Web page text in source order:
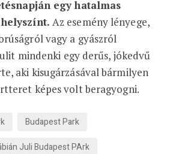
egy hatalmas
Az esemény lényege,
vagy a gyászról
mindenki egy derűs, jókedvű
aki kisugárzásával bármilyen
képes volt beragyogni.
Budapest Park
Juli Budapest PArk